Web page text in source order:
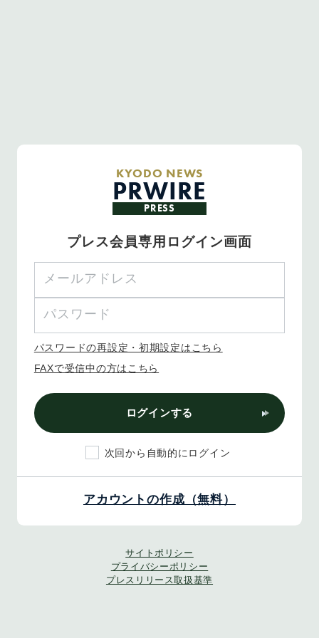
KYODO NEWS
PRWIRE
PRESS
プレス会員専用ログイン画面
パスワードの再設定・初期設定はこちら
FAXで受信中の方はこちら
ログインする
次回から自動的にログイン
アカウントの作成（無料）
サイトポリシー
プライバシーポリシー
プレスリリース取扱基準